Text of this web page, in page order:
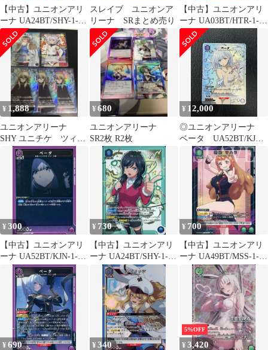
【中古】ユニオンアリ
ーナ UA24BT/SHY-1-
029[SR★]：(キラ)ペペ
シャ
スレイブ ユニオンア
リーナ SRまとめ売り
【中古】ユニオンアリ
ーナ UA03BT/HTR-1-
010[U]：ビスケ
¥ 1,888
ユニオンアリーナ
SHY ユニチケ ツィベ
タ シャイ スピリッ
¥680
ユニオンアリーナ
SR2枚 R2枚
¥ 12,000
◎ユニオンアリーナ
ベータ UA52BT/KJN-
1-073 R★ パラレル
¥300
【中古】ユニオンアリ
ーナ UA52BT/KJN-1-
071[C]：ベータ
¥ 730
【中古】ユニオンアリ
ーナ UA24BT/SHY-1-
027[R★]：(キラ)ピルツ
¥ 700
【中古】ユニオンアリ
ーナ UA49BT/MSS-1-
073[R★]：(キラ)若狭
サハラ
¥690 ¥340
5%OFF
¥3,420